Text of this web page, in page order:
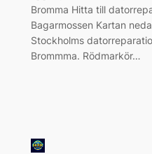
Bromma Hitta till
Bagarmossen Kartan
Stockholms
Brommma. Rödmarkör…